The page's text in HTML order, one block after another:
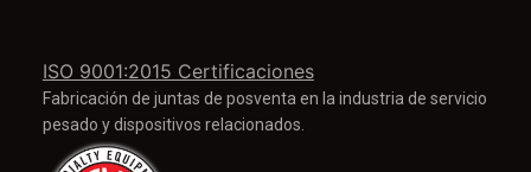
ISO 9001:2015 Certificaciones
Fabricación de juntas de posventa en la industria de servicio
pesado y dispositivos relacionados.